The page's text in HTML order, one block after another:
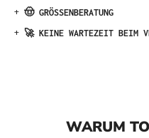
+ 🤠 GRÖSSENBERATUNG
+ 🚀 KEINE WARTEZEIT BEIM
WARUM